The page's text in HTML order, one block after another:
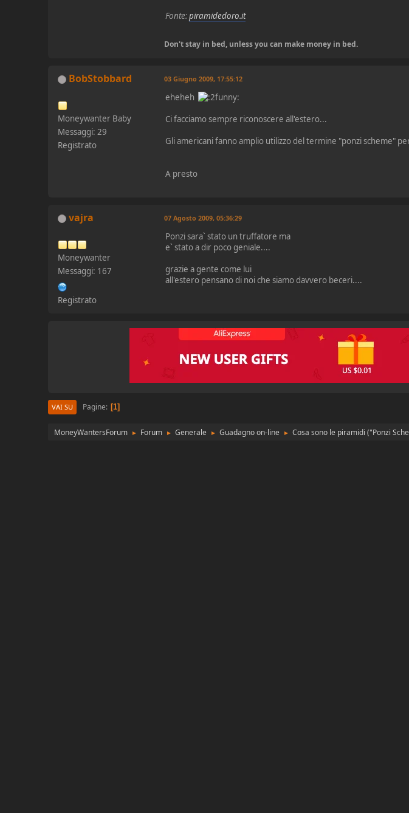
Fonte:piramidedoro.it
Don't stay in bed, unless you can make money in bed.
BobStobbard
Moneywanter Baby
Messaggi: 29
Registrato
03 Giugno 2009, 17:55:12
eheheh
Ci facciamo sempre riconoscere all'estero...
Gli americani fanno amplio utilizzo del termine "ponzi scheme"
A presto
vajra
Moneywanter
Messaggi: 167
Registrato
07 Agosto 2009, 05:36:29
Ponzi sara` stato un truffatore ma
e` stato a dir poco geniale....
grazie a gente come lui
all'estero pensano di noi che siamo davvero beceri....
VAI SU Pagine 1
MoneyWantersForum ► Forum ► Generale ► Guadagno on-line ►
Cosa sono le piramidi ("Ponzi